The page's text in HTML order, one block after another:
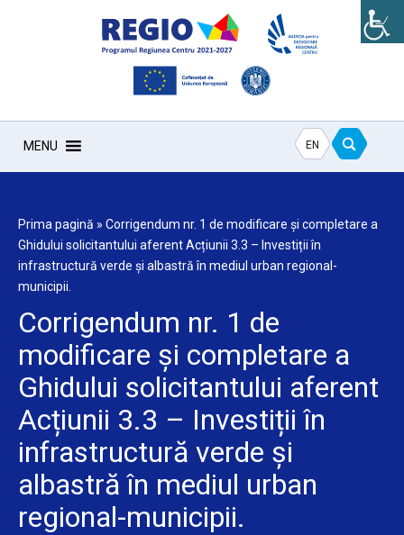
MENU EN
Prima pagină » Corrigendum nr. 1 de modificare și completare a
Ghidului solicitantului aferent Acțiunii 3.3 – Investiții în
infrastructură verde și albastră în mediul urban regional-
municipii.
Corrigendum nr. 1 de
modificare și completare a
Ghidului solicitantului aferent
Acțiunii 3.3 – Investiții în
infrastructură verde și
albastră în mediul urban
regional-municipii.